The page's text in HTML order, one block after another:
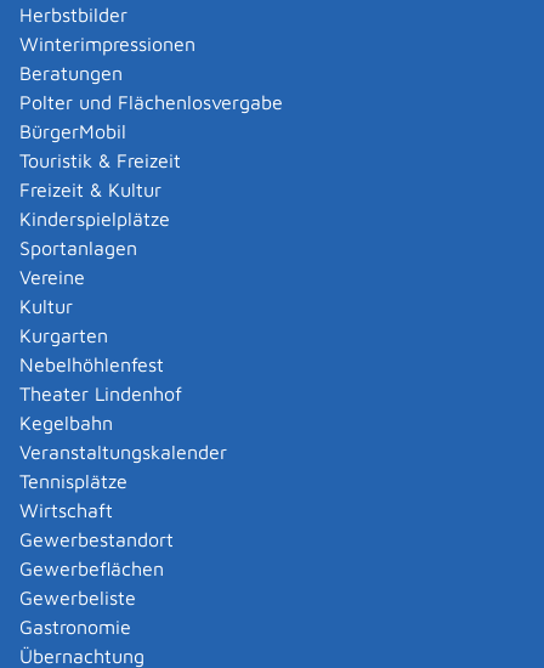
Herbstbilder
Winterimpressionen
Beratungen
Polter und Flächenlosvergabe
BürgerMobil
Touristik & Freizeit
Freizeit & Kultur
Kinderspielplätze
Sportanlagen
Vereine
Kultur
Kurgarten
Nebelhöhlenfest
Theater Lindenhof
Kegelbahn
Veranstaltungskalender
Tennisplätze
Wirtschaft
Gewerbestandort
Gewerbeflächen
Gewerbeliste
Gastronomie
Übernachtung
Baurechtsbehörde über deren bereitgestellten
Onlinedienst (in der Regel ViBa-BW) eingereich
werden.
Fristen
keine
Erforderliche Unterlagen
Lageplan
Bauzeichnungen
Baubeschreibung
wenn erforderlich: ein Foto der Umgebung und die
Bestätigung der Standsicherheit
Die Baurechtsbehörde kann bei Bedarf im Einzelfall
weitere Unterlagen verlangen oder auf einzelne
Bauvorlagen verzichten. Die Unterlagen sind in
archivfähigem Portable Document Format (pdf/A) über
den von der Baurechtsbehörde vorgegebenen
Übermittlungsweg einzureichen.
Kosten
nach den Satzungen und Rechtsverordnungen der